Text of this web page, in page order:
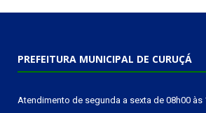
PREFEITURA MUNICIPAL DE CURUÇÁ
Atendimento de segunda a sexta de 08h00 às